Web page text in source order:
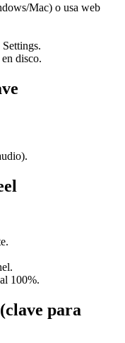
Mac) o usa web
disco.
100%.
para